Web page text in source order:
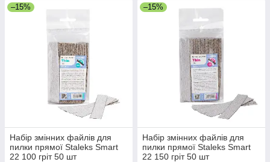
–15%
Набір змінних файлів для
пилки прямої Staleks Smart
22 100 гріт 50 шт
–15%
Набір змінних файлів для
пилки прямої Staleks Smart
22 150 гріт 50 шт